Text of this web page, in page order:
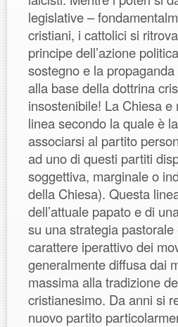
legislative –
cristiani, i cattolici si
principe dell’azione
sostegno e la
alla base della dottrina
insostenibile! La Chiesa
linea secondo la quale è
associarsi al partito
ad uno di questi partiti
soggettiva, marginale o
della Chiesa). Questa
dell’attuale papato e di
su una strategia
carattere iperattivo dei
generalmente diffusa dai
massima alla tradizione
cristianesimo. Da anni si
nuovo partito